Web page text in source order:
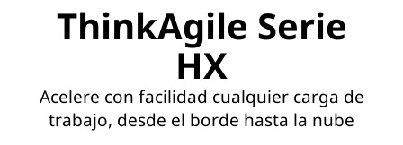
ThinkAgile Serie
HX
Acelere con facilidad cualquier carga de
trabajo, desde el borde hasta la nube